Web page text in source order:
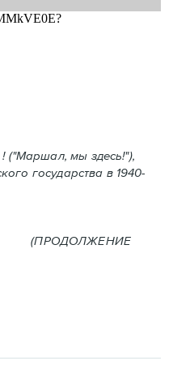
("Маршал, мы здесь!"),
государства в 1940-